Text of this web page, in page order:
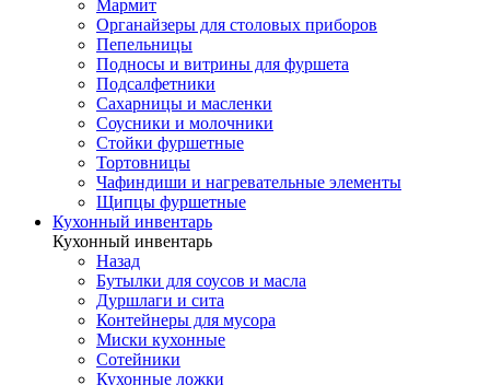
Мармит
Органайзеры для столовых приборов
Пепельницы
Подносы и витрины для фуршета
Подсалфетники
Сахарницы и масленки
Соусники и молочники
Стойки фуршетные
Тортовницы
Чафиндиши и нагревательные элементы
Щипцы фуршетные
Кухонный инвентарь
Кухонный инвентарь
Назад
Бутылки для соусов и масла
Дуршлаги и сита
Контейнеры для мусора
Миски кухонные
Сотейники
Кухонные ложки